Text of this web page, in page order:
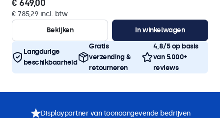
€ 649,00
€ 785,29 incl. btw
Bekijken
In winkelwagen
Langdurige
beschikbaarheid
Gratis
verzending &
retourneren
4,8/5 op basis
van 5.000+
reviews
Displaypartner van toonaangevende bedrijven